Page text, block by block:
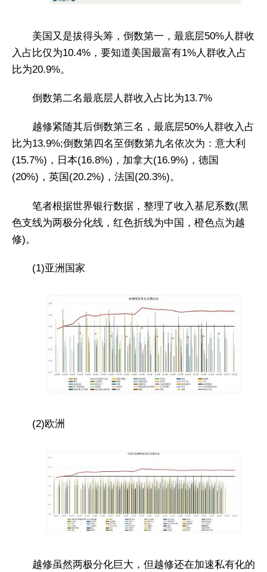
美国又是拔得头筹，倒数第一，最底层50%人群收
入占比仅为10.4%，要知道美国最富有1%人群收入占
比为20.9%。
倒数第二名最底层人群收入占比为13.7%
越修紧随其后倒数第三名，最底层50%人群收入占
比为13.9%;倒数第四名至倒数第九名依次为：意大利
(15.7%)，日本(16.8%)，加拿大(16.9%)，德国
(20%)，英国(20.2%)，法国(20.3%)。
笔者根据世界银行数据，整理了收入基尼系数(黑
色支线为两极分化线，红色折线为中国，橙色点为越
修)。
(1)亚洲国家
(2)欧洲
越修虽然两极分化巨大，但越修还在加速私有化的